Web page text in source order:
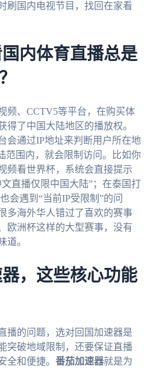
刷国内电视节目，找回在家看
内体育直播总是
频、CCTV5等平台，在购买体
得了中国大陆地区的播放权。
会通过IP地址来判断用户所在地
范围内，就会限制访问。比如你
频看世界杯，系统会直接提示
直播仅限中国大陆”；在泰国打
会遇到“当前IP受限制”的问
多海外华人错过了喜欢的赛事
欧洲杯这样的大型赛事，没有
道。
，这些核心功能
播的问题，选对回国加速器是
突破地域限制，还要保证直播
全和便捷。 番茄加速器就是为